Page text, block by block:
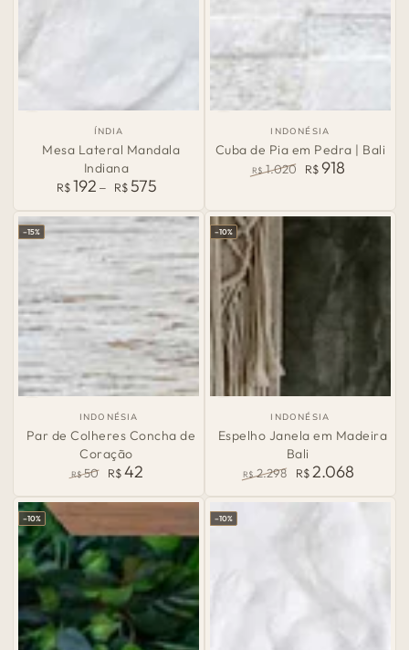
País
de
ÍNDIA
Mesa Lateral Mandala
Indiana
Preço
R$192 R$ 575
País
Origem:
INDONÉSIA
Cuba de Pia em Pedra | Bali
R$ 1.020
venda
R$918
País
de
Origem:
INDONÉSIA
Par de Colheres Concha de
Coração
normal
R$ 50
de
R$42
–15%
País
de
Origem:
INDONÉSIA
Espelho Janela em Madeira
Bali
R$ 2.298
de
R$ 2.068
–10%
–10% –10%